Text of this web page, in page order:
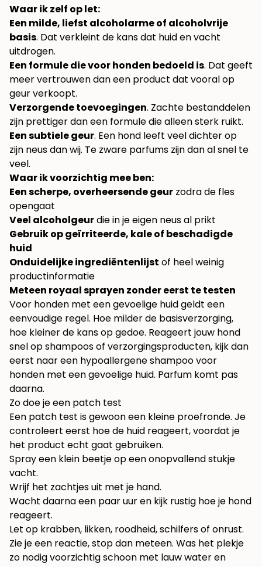
Waar ik zelf op let:
Een milde, liefst alcoholarme of alcoholvrije
basis. Dat verkleint de kans dat huid en vacht
uitdrogen.
Een formule die voor honden bedoeld is. Dat geeft
meer vertrouwen dan een product dat vooral op
geur verkoopt.
Verzorgende toevoegingen. Zachte bestanddelen
zijn prettiger dan een formule die alleen sterk ruikt.
Een subtiele geur. Een hond leeft veel dichter op
zijn neus dan wij. Te zware parfums zijn dan al snel te
veel.
Waar ik voorzichtig mee ben:
Een scherpe, overheersende geur zodra de fles
opengaat
Veel alcoholgeurdie in je eigen neus al prikt
Gebruik op geïrriteerde, kale of beschadigde
huid
Onduidelijke ingrediëntenlijst of heel weinig
productinformatie
Meteen royaal sprayen zonder eerst te testen
Voor honden met een gevoelige huid geldt een
eenvoudige regel. Hoe milder de basisverzorging,
hoe kleiner de kans op gedoe. Reageert jouw hond
snel op shampoos of verzorgingsproducten, kijk dan
eerst naar een hypoallergene shampoo voor
honden met een gevoelige huid. Parfum komt pas
daarna.
Zo doe je een patch test
Een patch test is gewoon een kleine proefronde. Je
controleert eerst hoe de huid reageert, voordat je
het product echt gaat gebruiken.
Spray een klein beetje op een onopvallend stukje
vacht.
Wrijf het zachtjes uit met je hand.
Wacht daarna een paar uur en kijk rustig hoe je hond
reageert.
Let op krabben, likken, roodheid, schilfers of onrust.
Zie je een reactie, stop dan meteen. Was het plekje
zo nodig voorzichtig schoon met lauw water en